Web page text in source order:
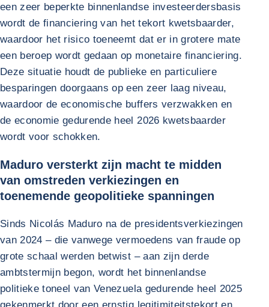
een zeer beperkte binnenlandse investeerdersbasis
wordt de financiering van het tekort kwetsbaarder,
waardoor het risico toeneemt dat er in grotere mate
een beroep wordt gedaan op monetaire financiering.
Deze situatie houdt de publieke en particuliere
besparingen doorgaans op een zeer laag niveau,
waardoor de economische buffers verzwakken en
de economie gedurende heel 2026 kwetsbaarder
wordt voor schokken.
Maduro versterkt zijn macht te midden
van omstreden verkiezingen en
toenemende geopolitieke spanningen
Sinds Nicolás Maduro na de presidentsverkiezingen
van 2024 – die vanwege vermoedens van fraude op
grote schaal werden betwist – aan zijn derde
ambtstermijn begon, wordt het binnenlandse
politieke toneel van Venezuela gedurende heel 2025